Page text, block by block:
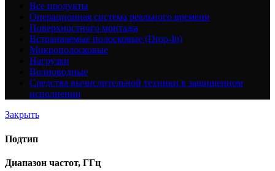
Все продукты
Операционная система реального времени
Поверхностного монтажа
Встраиваемые полосковые (Drop-In)
Микрополосковые
Нагрузки
Волноводные
Средства вычислительной техники в защищенном
исполнении
Закрыть
Подтип
Диапазон частот, ГГц